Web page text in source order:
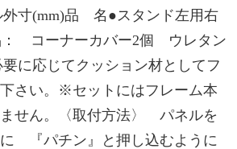
外寸(mm)品 名●スタンド左用右
： コーナーカバー2個 ウレタン
要に応じてクッション材としてフ
さい。※セットにはフレーム本
せん。〈取付方法〉 パネルを
『パチン』と押し込むように